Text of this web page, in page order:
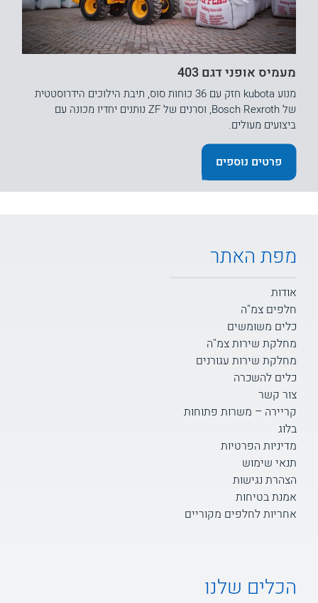
מעמיס אופני דגם 403
מנוע kubota חזק עם 36 כוחות סוס, תיבת הילוכים הידרוסטטית
של Bosch Rexroth, וסרנים של ZF נותנים יחדיו מכונה עם
ביצועים מעולים.
פרטים נוספים
מפת האתר
אודות
חלפים צמ"ה
כלים משומשים
מחלקת שירות צמ"ה
מחלקת שירות עגורנים
כלים להשכרה
צור קשר
קריירה – משרות פתוחות
בלוג
מדיניות הפרטיות
תנאי שימוש
הצהרת נגישות
אמנת בטיחות
אחריות לחלפים מקוריים
הכלים שלנו